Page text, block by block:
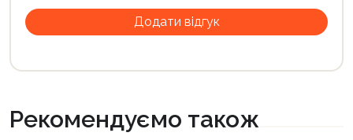
Рекомендуємо також